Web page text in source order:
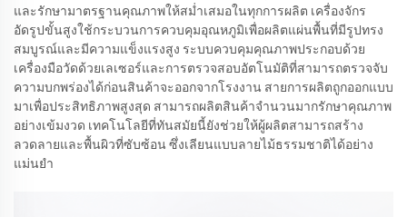
และรักษามาตรฐานคุณภาพให้สม่ำเสมอในทุกการผลิต เครื่องจักร
อัดรูปขั้นสูงใช้กระบวนการควบคุมอุณหภูมิเพื่อผลิตแผ่นพื้นที่มีรูปทรง
สมบูรณ์และมีความแข็งแรงสูง ระบบควบคุมคุณภาพประกอบด้วย
เครื่องมือวัดด้วยเลเซอร์และการตรวจสอบอัตโนมัติที่สามารถตรวจจับ
ความบกพร่องได้ก่อนสินค้าจะออกจากโรงงาน สายการผลิตถูกออกแบบ
มาเพื่อประสิทธิภาพสูงสุด สามารถผลิตสินค้าจำนวนมากรักษาคุณภาพ
อย่างเข้มงวด เทคโนโลยีที่ทันสมัยนี้ยังช่วยให้ผู้ผลิตสามารถสร้าง
ลวดลายและพื้นผิวที่ซับซ้อน ซึ่งเลียนแบบลายไม้ธรรมชาติได้อย่าง
แม่นยำ